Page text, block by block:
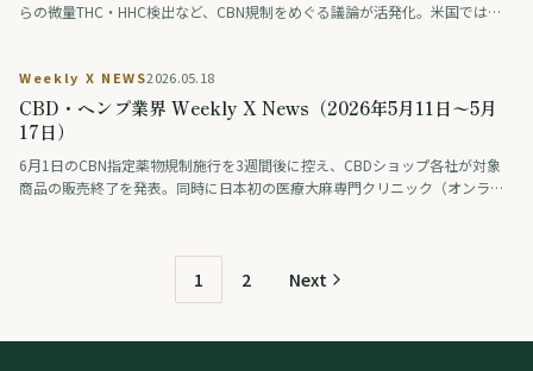
らの微量THC・HHC検出など、CBN規制をめぐる議論が活発化。米国では大
導入するなど、各国で規制と市場の転換期を迎えている。
Weekly X NEWS2026.05.18
CBD・ヘンプ業界 Weekly X News（2026年5月11日〜5月
17日）
6月1日のCBN指定薬物規制施行を3週間後に控え、CBDショップ各社が対象
商品の販売終了を発表。同時に日本初の医療大麻専門クリニック（オンライ
ハーブ医学店に限定する厳格化へ。米国ではメイン州ヘンプ法の抜け穴問
題、欧州ではEU Novel Food規制をめぐる綱引きが続く。5/11〜5/17の業界
動向を地域別にまとめました。
1 2 Next